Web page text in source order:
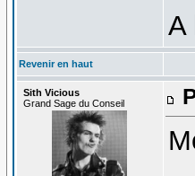
A
Revenir en haut
Sith Vicious
Grand Sage du Conseil